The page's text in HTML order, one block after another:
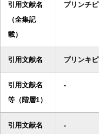
引用文献名
（全集記
載）
プリンチ
引用文献名 プリンキ
引用文献名
等（階層1）
-
引用文献名
-